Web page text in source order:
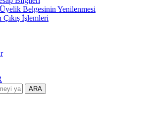
Belgesinin Yenilenmesi
İşlemleri
ARA